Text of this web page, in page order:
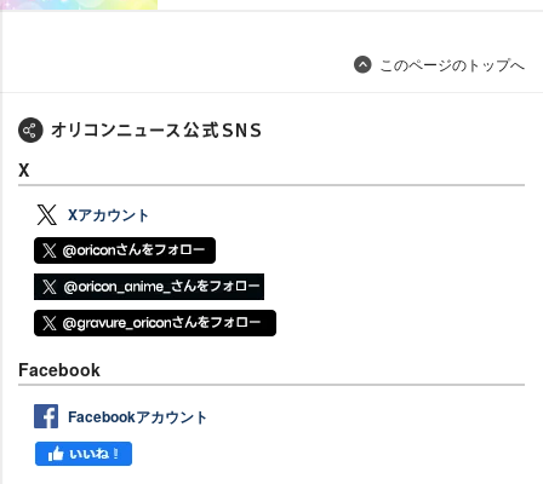
このページのトップへ
X
Xアカウント
Facebook
Facebookアカウント